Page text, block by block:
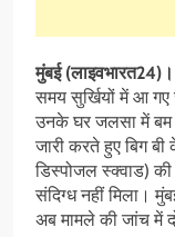
मुंबई (लाइवभारत24)।
समय सुर्खियों में आ
उनके घर जलसा में बम
जारी करते हुए बिग
डिस्पोजल स्क्वाड)
संदिग्ध नहीं मिला।
अब मामले की जांच में